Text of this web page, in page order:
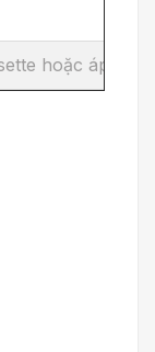
hoặc áp trần